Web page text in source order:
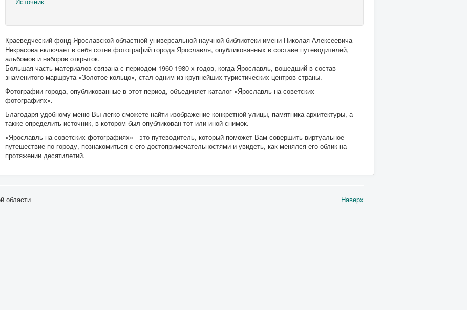
Краеведческий фонд Ярославской областной универсальной научной библиотеки имени Николая Алексеевича
Некрасова включает в себя сотни фотографий города Ярославля, опубликованных в составе путеводителей,
альбомов и наборов открыток.
Большая часть материалов связана с периодом 1960-1980-х годов, когда Ярославль, вошедший в состав
знаменитого маршрута «Золотое кольцо», стал одним из крупнейших туристических центров страны.
Фотографии города, опубликованные в этот период, объединяет каталог «Ярославль на советских
фотографиях».
Благодаря удобному меню Вы легко сможете найти изображение конкретной улицы, памятника архитектуры, а
также определить источник, в котором был опубликован тот или иной снимок.
«Ярославль на советских фотографиях» - это путеводитель, который поможет Вам совершить виртуальное
путешествие по городу, познакомиться с его достопримечательностями и увидеть, как менялся его облик на
протяжении десятилетий.
Наверх
области